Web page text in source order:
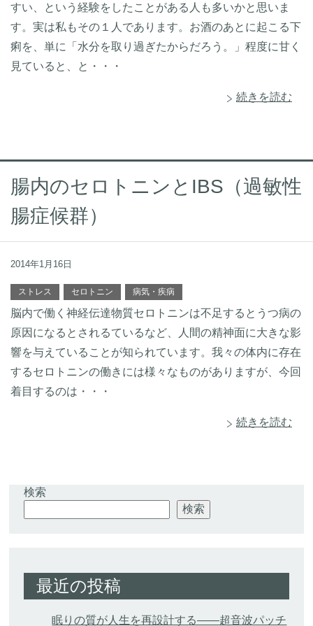
すい、という経験をしたことがある人も多いかと思いま
す。実は私もその１人であります。お酒のあとに起こる下
痢を、単に「水分を取り過ぎたからだろう。」程度に甘く
見ていると、と・・・
続きを読む
腸内のセロトニンとIBS（過敏性
腸症候群）
2014年1月16日
ストレス セロトニン 病気・疾病
脳内で働く神経伝達物質セロトニンは不足するとうつ病の
原因になるとされるているなど、人間の精神面に大きな影
響を与えていることが知られています。我々の体内に存在
するセロトニンの働きには様々なものがありますが、今回
着目するのは・・・
続きを読む
検索
検索
最近の投稿
眠りの質が人生を再設計する——超音波パッチ